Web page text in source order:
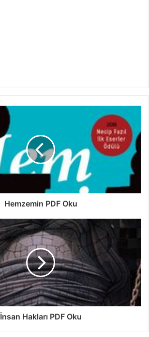
Hemzemin PDF Oku
İnsan Hakları PDF Oku